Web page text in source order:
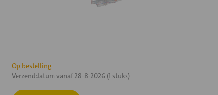
Huidige
voorraad:
Op bestelling
Verzenddatum vanaf 28-8-2026 (1 stuks)